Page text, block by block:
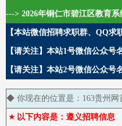
---> 2026年铜仁市碧江区教育
【本站微信招聘求职群、QQ求
【请关注】本站1号微信公众
【请关注】本站2号微信公众
◆ 你现在的位置是： 163贵州网
★ 以下内容是：遵义招聘信息